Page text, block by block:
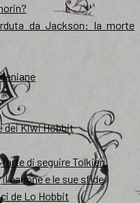
da Jackson: la morte
dei Kiwi Hobbit
di seguire Tolkien
canone e le sue sfide
de Lo Hobbit